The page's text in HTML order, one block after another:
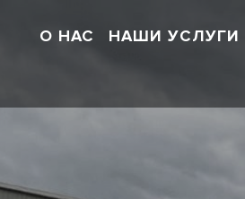
О НАС НАШИ УСЛУГИ